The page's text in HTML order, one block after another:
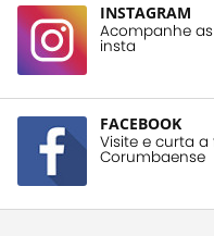
INSTAGRAM
Acompanhe
insta
FACEBOOK
Visite e curta
Corumbaense